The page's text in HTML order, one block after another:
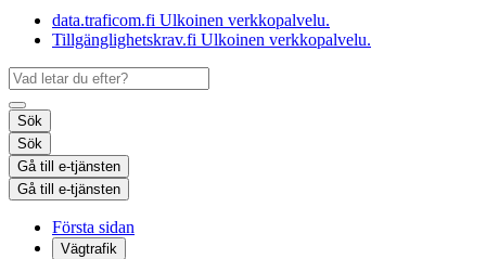
data.traficom.fi Ulkoinen verkkopalvelu.
Tillgänglighetskrav.fi Ulkoinen verkkopalvelu.
Sök
Sök
Gå till e-tjänsten
Gå till e-tjänsten
Första sidan
Vägtrafik